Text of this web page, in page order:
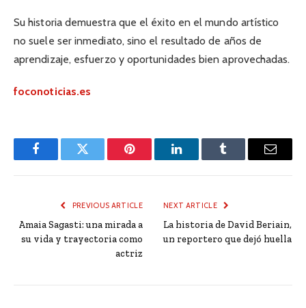
Su historia demuestra que el éxito en el mundo artístico
no suele ser inmediato, sino el resultado de años de
aprendizaje, esfuerzo y oportunidades bien aprovechadas.
foconoticias.es
FacebookTwitter Pinterest LinkedInTumblr Email
PREVIOUS ARTICLE
Amaia Sagasti: una mirada a
su vida y trayectoria como
actriz
NEXT ARTICLE
La historia de David Beriain,
un reportero que dejó huella